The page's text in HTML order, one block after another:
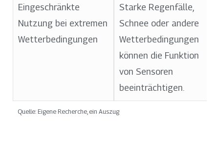
Eingeschränkte
Nutzung bei extremen
Wetterbedingungen
Starke Regenfälle,
Schnee oder andere
Wetterbedingungen
können die Funktion
von Sensoren
beeinträchtigen.
Quelle: Eigene Recherche, ein Auszug